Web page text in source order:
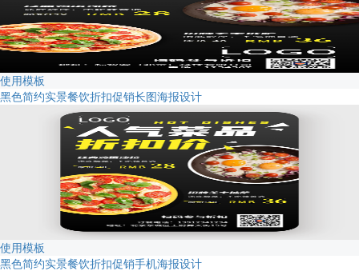
使用模板
黑色简约实景餐饮折扣促销长图海报设计
使用模板
黑色简约实景餐饮折扣促销手机海报设计